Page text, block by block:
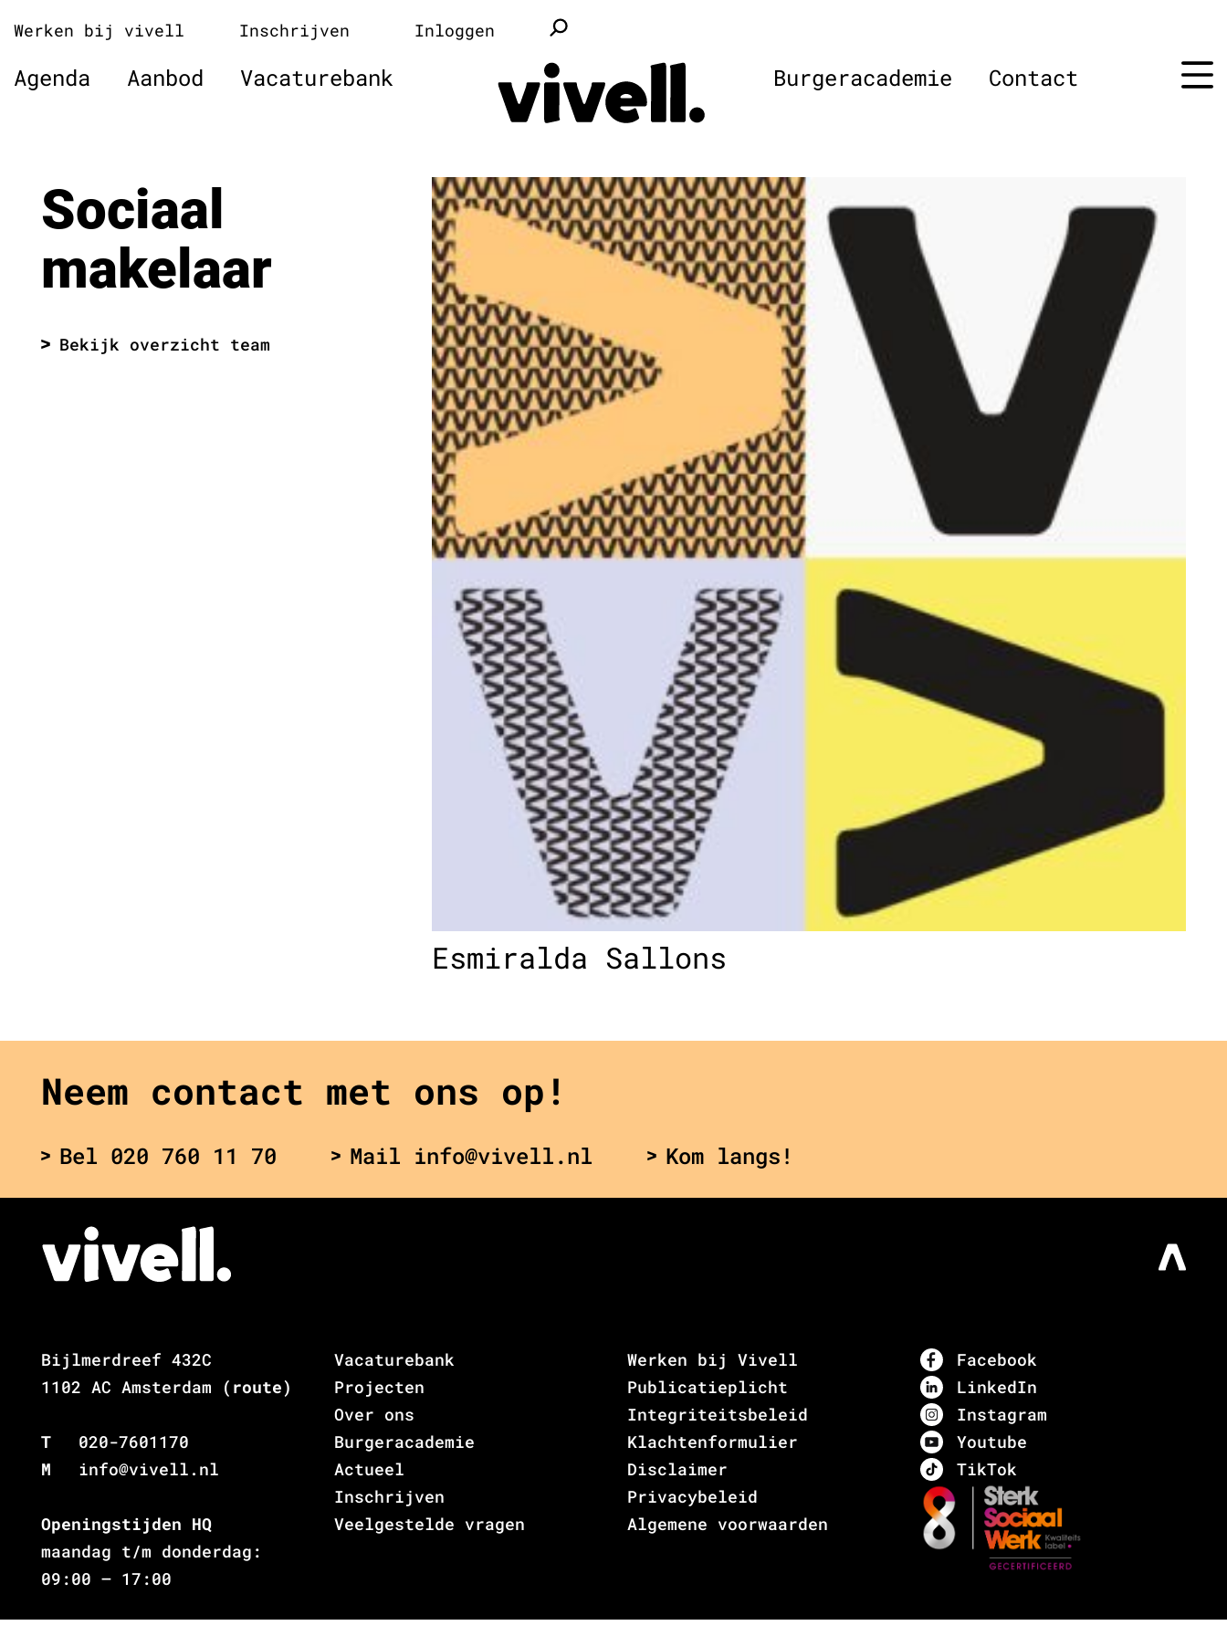
de
springen
Werken bij vivell Inschrijven Inloggen
Agenda Aanbod Vacaturebank Burgeracademie Contact
Sociaal
makelaar
Bekijk overzicht team
Esmiralda Sallons
Neem contact met ons op!
Bel 020 760 11 70 Mail info@vivell.nl Kom langs!
Bijlmerdreef 432C
1102 AC Amsterdam
(route)
T
020-7601170
M
info@vivell.nl
Openingstijden HQ
maandag t/m donderdag:
09:00 – 17:00
Vacaturebank
Projecten
Over ons
Burgeracademie
Actueel
Inschrijven
Veelgestelde vragen
Werken bij Vivell
Publicatieplicht
Integriteitsbeleid
Klachtenformulier
Disclaimer
Privacybeleid
Algemene voorwaarden
Facebook
LinkedIn
Instagram
Youtube
TikTok